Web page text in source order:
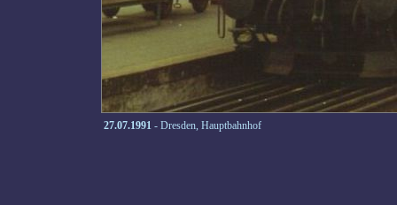
27.07.1991 - Dresden, Hauptbahnhof